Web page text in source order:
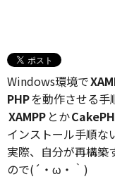
Windows環境で
PHPを動作させる手
XAMPP とか
インストール手順な
実際、自分が再構築
ので(´・ω・｀)